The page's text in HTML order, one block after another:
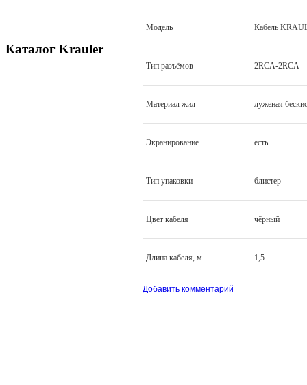
Каталог Krauler
Модель Кабель
Тип разъёмов 2RCA-2RCA
Материал жил луженая
Экранирование есть
Тип упаковки блистер
Цвет кабеля чёрный
Длина кабеля, м 1,5
Добавить комментарий